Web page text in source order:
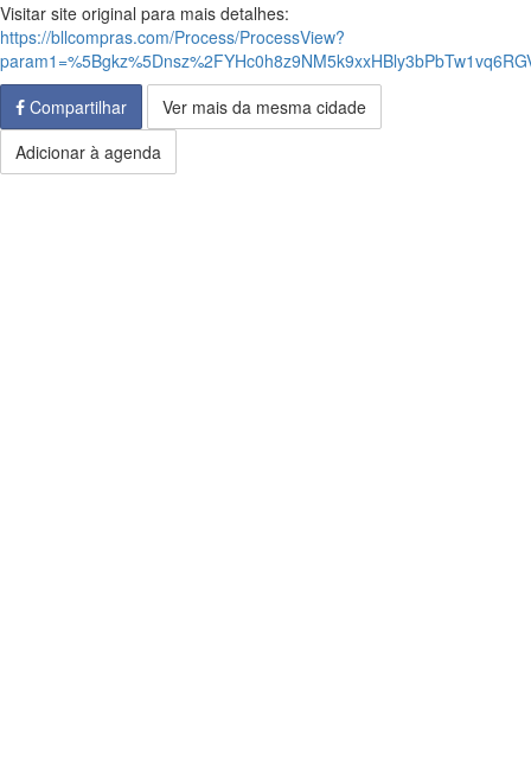
Visitar site original para mais detalhes:
https://bllcompras.com/Process/ProcessView?
Compartilhar
Ver mais da mesma cidade
Adicionar à agenda